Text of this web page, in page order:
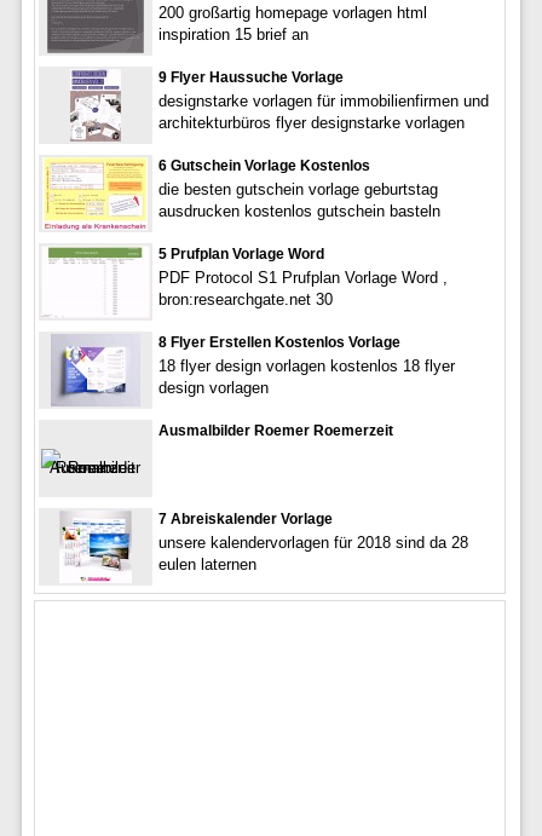
200 großartig homepage vorlagen html
inspiration 15 brief an
9 Flyer Haussuche Vorlage
designstarke vorlagen für immobilienfirmen und
architekturbüros flyer designstarke vorlagen
6 Gutschein Vorlage Kostenlos
die besten gutschein vorlage geburtstag
ausdrucken kostenlos gutschein basteln
5 Prufplan Vorlage Word
PDF Protocol S1 Prufplan Vorlage Word ,
bron:researchgate.net 30
8 Flyer Erstellen Kostenlos Vorlage
18 flyer design vorlagen kostenlos 18 flyer
design vorlagen
Ausmalbilder Roemer Roemerzeit
7 Abreiskalender Vorlage
unsere kalendervorlagen für 2018 sind da 28
eulen laternen